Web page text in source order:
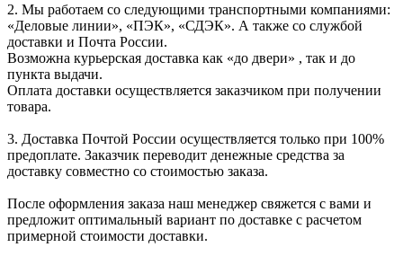
2. Мы работаем со следующими транспортными компаниями:
«Деловые линии», «ПЭК», «СДЭК». А также со службой
доставки и Почта России.
Возможна курьерская доставка как «до двери» , так и до
пункта выдачи.
Оплата доставки осуществляется заказчиком при получении
товара.
3. Доставка Почтой России осуществляется только при 100%
предоплате. Заказчик переводит денежные средства за
доставку совместно со стоимостью заказа.
После оформления заказа наш менеджер свяжется с вами и
предложит оптимальный вариант по доставке с расчетом
примерной стоимости доставки.